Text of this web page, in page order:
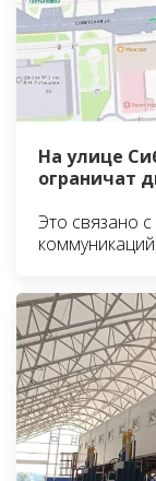
На улице
ограничат
Это связано
коммуникаций